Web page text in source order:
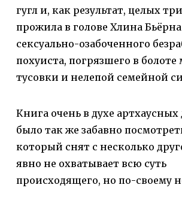
гугл и, как результат, целых
прожила в голове Хлина
сексуально-озабоченного
похуиста, погрязшего в болоте
тусовки и нелепой семейной
Книга очень в духе
было так же забавно
который снят с несколько
явно не охватывает всю суть
происходящего, но по-своему